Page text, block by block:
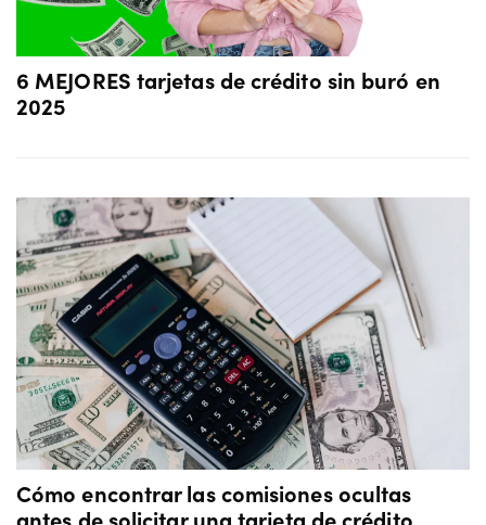
6 MEJORES tarjetas de crédito sin buró en
2025
Cómo encontrar las comisiones ocultas
antes de solicitar una tarjeta de crédito